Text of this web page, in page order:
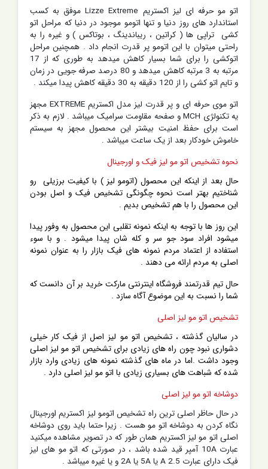
اتو مو حرفه ای لیز اکستریم Lizze Extreme موفق به کسب
استاندارد های روز دنیا و تنها اتومو موجود در دنیا که مراحل اتو
کشی تراپی ها ( کراتین ، ریباندینگ ، بوتاکس ) و غیره را به
راحتی میتوان با این اتومو پر قدرت انجام داد . همچنین مراحل
اتوکشی را برای شما بسیار کاهش میدهد به طوری که از 17
مرتبه به 3 مرتبه کاهش میدهد و 80 درصد صرفه جویی در زمان
و تایم اتو کشی را از 120 دقیقه به 30 دقیقه کاهش پیدا میکند .
اتو موی حرفه ای و پر قدرت لیز مدل اکستریم EXTREME مجهز
یه تکنولژی MCH و صفحه مقاومت سرامیک میباشد . لازم به ذکر
است برای حفظ امنیت بیشتر این محصول مجهز به سیستم
خاموش خودکار بعد از یک ساعت میباشد .
نحوه تشخیص اتو مو لیز فیک و اورجینال
حال بعد از اینکه این محصول (اتومو لیز ) با کیفیت برزیلی رو
شناختیم بهتر است نحوه چگونگی تشخیص فیک و اصل بودن
این محصول را با هم تشخیص بدیم .
این روز ها با توجه به اینکه نمونه تقلبی این محصول به وفور پیدا
میشود افراد سود جو سر و کله شان پیدا میشود . و با سوء
استفاده از اعتماد مردم نمونه های فیک بازار را به عنوان نمونه
اصلی به مردم ارائه می دهند .
حال تیم قدرتمند فروشگاه اینترنتی مارکت خرید بر آن دانست که
شما را نسبت به این موضوع آگاه سازد .
تشخیص اتو مو لیز اصلی
در سالیان گذشته ، تشخیص اتو مو لیز اصل از فیک کار خیلی
دشواری نبود چون راه های زیادی برای تشخیص اتو مو لیز اصلی
وجود داشت .اما در ماه های گذشته نمونه های زیادی وارد بازار
شده که شباهت های بسیاری زیادی با اتو مو لیز اصلی دارد .
دوشاخه اتو مو لیز اصلی
در حال حاظر اصلی ترین راه تشخیص اتومو لیز اکستریم اورجینال
نگاه کردن به دوشاخه اتو مو هست . زیرا حتما باید روی دوشاخه
اصلی اتو مو لیز اکستریم همان طور که در تصویر مشاهده میکنید
عبارت 10A آمپر قید شده باشد ، در صورتی که اتو مو های لیز
فیک دارای عبارت 2.5 A یا 5A یا 2A و یا غیره میباشد .